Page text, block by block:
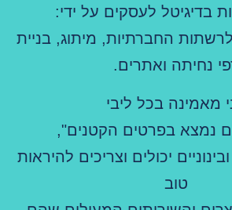
בדיגיטל לעסקים על ידי:
לרשתות החברתיות, מיתוג, בניית
נחיתה ואתרים.
מאמינה בכל ליבי
נמצא בפרטים הקטנים",
יכולים וצריכים להיראות
טוב